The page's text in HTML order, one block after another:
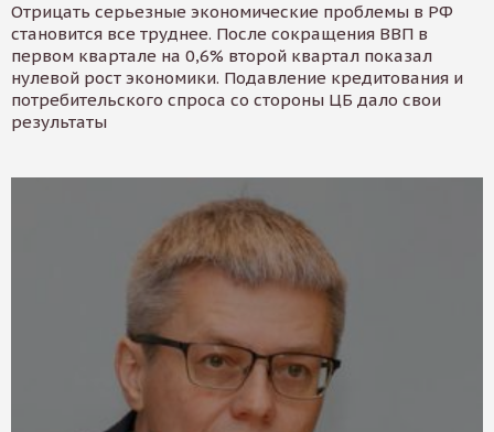
Отрицать серьезные экономические проблемы в РФ
становится все труднее. После сокращения ВВП в
первом квартале на 0,6% второй квартал показал
нулевой рост экономики. Подавление кредитования и
потребительского спроса со стороны ЦБ дало свои
результаты